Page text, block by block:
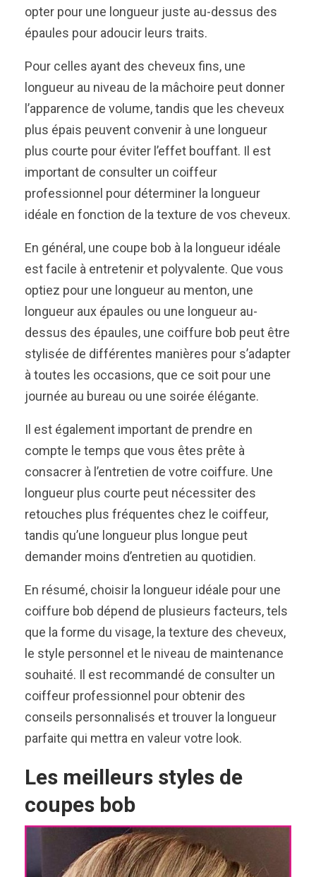
opter pour une longueur juste au-dessus des
épaules pour adoucir leurs traits.
Pour celles ayant des cheveux fins, une
longueur au niveau de la mâchoire peut donner
l’apparence de volume, tandis que les cheveux
plus épais peuvent convenir à une longueur
plus courte pour éviter l’effet bouffant. Il est
important de consulter un coiffeur
professionnel pour déterminer la longueur
idéale en fonction de la texture de vos cheveux.
En général, une coupe bob à la longueur idéale
est facile à entretenir et polyvalente. Que vous
optiez pour une longueur au menton, une
longueur aux épaules ou une longueur au-
dessus des épaules, une coiffure bob peut être
stylisée de différentes manières pour s’adapter
à toutes les occasions, que ce soit pour une
journée au bureau ou une soirée élégante.
Il est également important de prendre en
compte le temps que vous êtes prête à
consacrer à l’entretien de votre coiffure. Une
longueur plus courte peut nécessiter des
retouches plus fréquentes chez le coiffeur,
tandis qu’une longueur plus longue peut
demander moins d’entretien au quotidien.
En résumé, choisir la longueur idéale pour une
coiffure bob dépend de plusieurs facteurs, tels
que la forme du visage, la texture des cheveux,
le style personnel et le niveau de maintenance
souhaité. Il est recommandé de consulter un
coiffeur professionnel pour obtenir des
conseils personnalisés et trouver la longueur
parfaite qui mettra en valeur votre look.
Les meilleurs styles de
coupes bob